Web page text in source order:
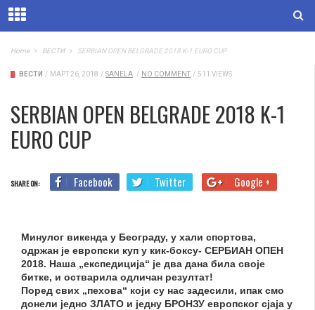
Home ВЕСТИ SERBIAN OPEN BELGRADE 2018 K-1 EURO CUP
ВЕСТИ / МАРТ 26, 2018 / SANELA / NO COMMENT / 511 VIEWS
SERBIAN OPEN BELGRADE 2018 K-1
EURO CUP
SHARE ON: Facebook Twitter Google +
Минулог викенда у Београду, у хали спортова,
одржан је европски куп у кик-боксу- СЕРБИАН ОПЕН
2018. Наша „експедиција“ је два дана била своје
битке, и остварила одличан резултат!
Поред свих „пехова“ који су нас задесили, ипак смо
донели једно ЗЛАТО и једну БРОНЗУ европског сјаја у